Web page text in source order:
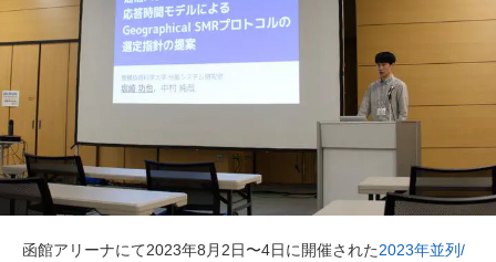
函館アリーナにて2023年8月2日〜4日に開催された2023年並列/